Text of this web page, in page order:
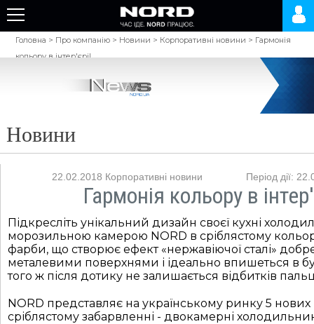
Головна > Про компанію > Новини > Корпоративні новини > Гармонія
кольору в інтер'єрі!
Новини
22.02.2018 Корпоративні новини Період дії:
Гармонія кольору в
Підкресліть унікальний дизайн своєї кухні
морозильною камерою NORD в сріблястому
фарби, що створює ефект «нержавіючої сталі»
металевими поверхнями і ідеально впишеться в
того ж після дотику не залишається відбитків
NORD представляє на українському ринку 5
сріблястому забарвленні - двокамерні